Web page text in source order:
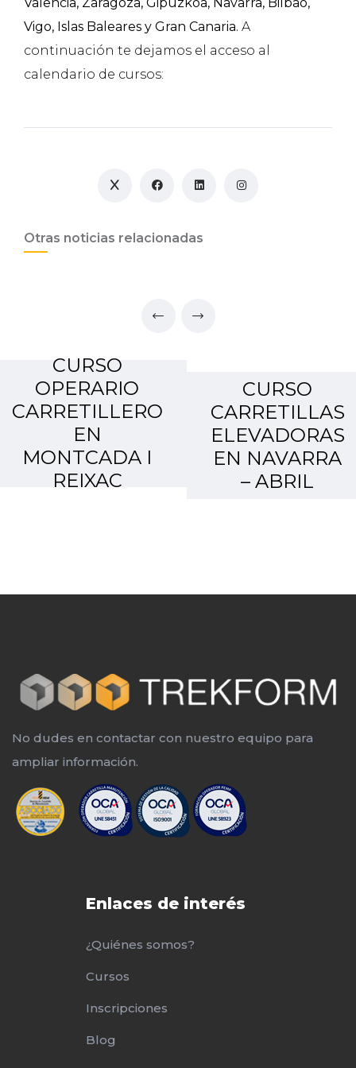
Vigo, Islas Baleares y Gran Canaria. A
continuación te dejamos el acceso al
calendario de cursos:
Otras noticias relacionadas
CURSO
OPERARIO
CARRETILLERO
EN
MONTCADA I
REIXAC
CURSO
CARRETILLAS
ELEVADORAS
EN NAVARRA
– ABRIL
No dudes en contactar con nuestro equipo para
ampliar información.
Enlaces de interés
¿Quiénes somos?
Cursos
Inscripciones
Blog